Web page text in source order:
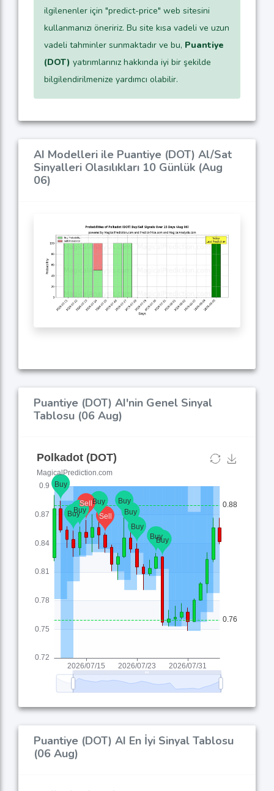
ilgilenenler için "predict-price" web sitesini
kullanmanızı öneririz. Bu site kısa vadeli ve uzun
vadeli tahminler sunmaktadır ve bu, Puantiye
(DOT) yatırımlarınız hakkında iyi bir şekilde
bilgilendirilmenize yardımcı olabilir.
AI Modelleri ile Puantiye (DOT) Al/Sat
Sinyalleri Olasılıkları 10 Günlük (Aug
06)
Puantiye (DOT) AI'nin Genel Sinyal
Tablosu (06 Aug)
Puantiye (DOT) AI En İyi Sinyal Tablosu
(06 Aug)